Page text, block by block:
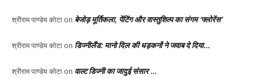
श्रीराम पाण्डेय कोटा on बेजोड़ मूर्तिकला, पेंटिंग और वास्तुशिल्प का संगम ‘फ्लोरेंस’
श्रीराम पाण्डेय कोटा on डिज्नीलैंड: मानो दिल की धड़कनों ने जवाब दे दिया…
श्रीराम पाण्डेय कोटा on वाल्ट डिज्नी का जादुई संसार …